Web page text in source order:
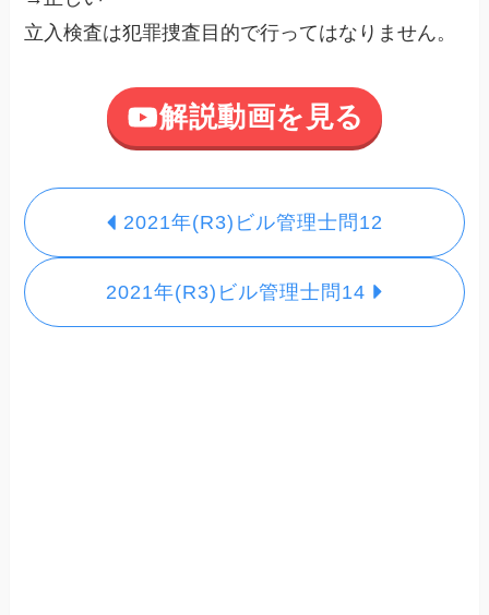
立入検査は犯罪捜査目的で行ってはなりません。
解説動画を見る
2021年(R3)ビル管理士問12
2021年(R3)ビル管理士問14